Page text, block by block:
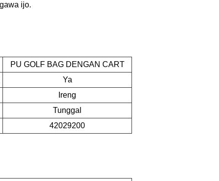
ijo.
PU GOLF BAG DENGAN CART
Ya
Ireng
Tunggal
42029200